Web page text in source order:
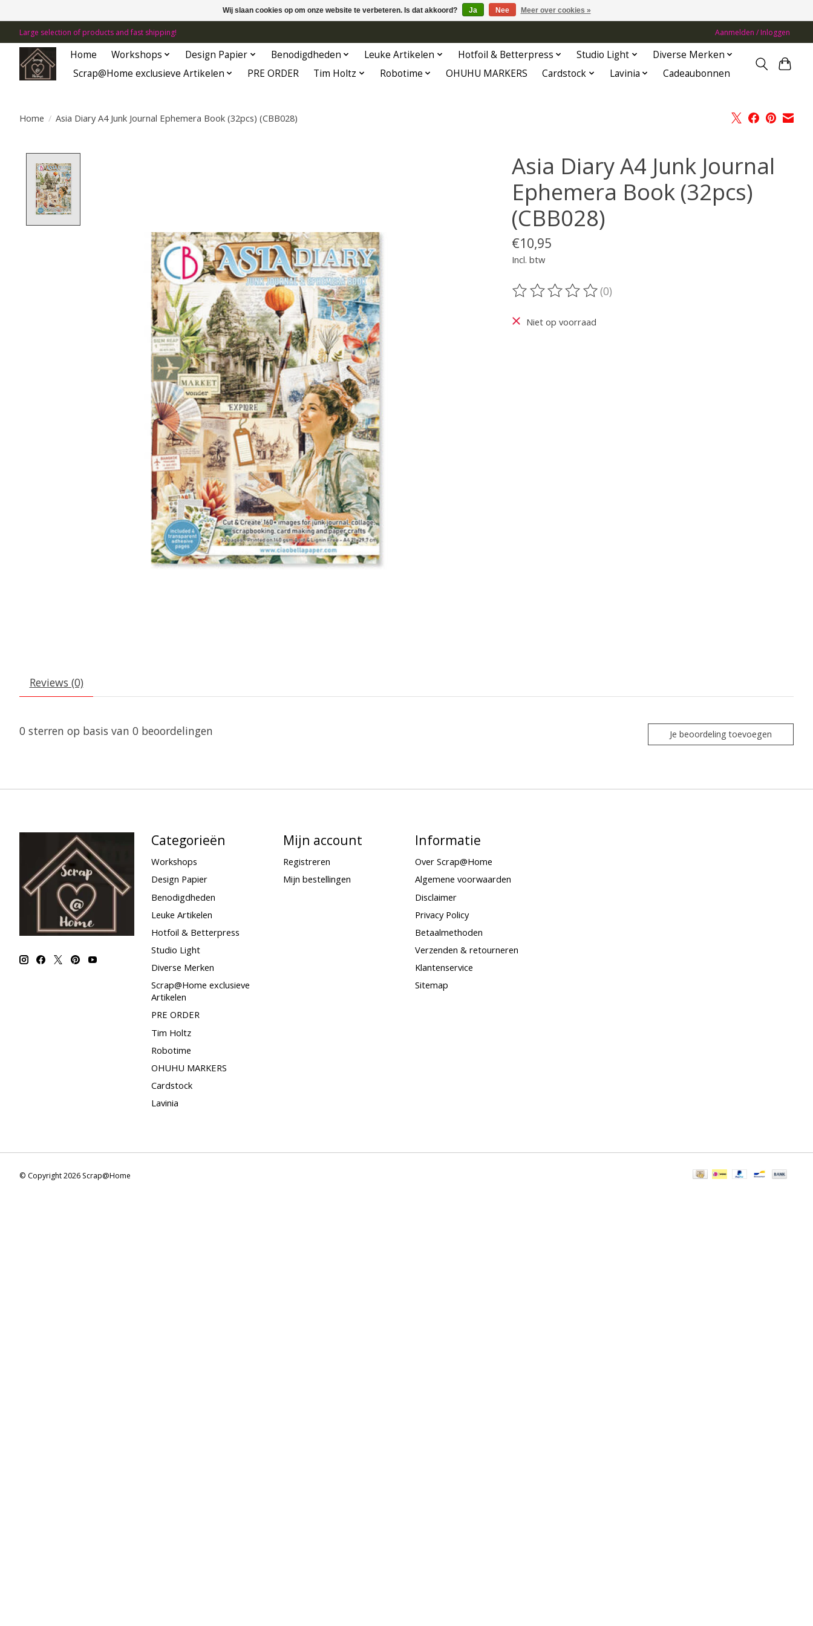
Large selection of products and fast shipping! Aanmelden / Inloggen
Home Workshops Design Papier Benodigdheden Leuke Artikelen Hotfoil & Betterpress Studio Light
Diverse Merken
Scrap@Home exclusieve Artikelen
PRE ORDER Tim Holtz Robotime OHUHU MARKERS Cardstock Lavinia Cadeaubonnen
Home / Asia Diary A4 Junk Journal Ephemera Book (32pcs) (CBB028)
Asia Diary A4 Junk Journal
Ephemera Book (32pcs)
(CBB028)
€10,95
Incl. btw
De beoordeling van dit product is
(0)
Niet op voorraad
Reviews (0)
0 sterren op basis van 0 beoordelingen Je beoordeling toevoegen
Categorieën
Workshops
Design Papier
Benodigdheden
Leuke Artikelen
Hotfoil & Betterpress
Studio Light
Diverse Merken
Scrap@Home exclusieve
Artikelen
PRE ORDER
Tim Holtz
Robotime
OHUHU MARKERS
Cardstock
Lavinia
Mijn account
Registreren
Mijn bestellingen
Informatie
Over Scrap@Home
Algemene voorwaarden
Disclaimer
Privacy Policy
Betaalmethoden
Verzenden & retourneren
Klantenservice
Sitemap
© Copyright 2026 Scrap@Home
Wij slaan cookies op om onze website te verbeteren. Is dat akkoord? Ja Nee Meer over cookies »